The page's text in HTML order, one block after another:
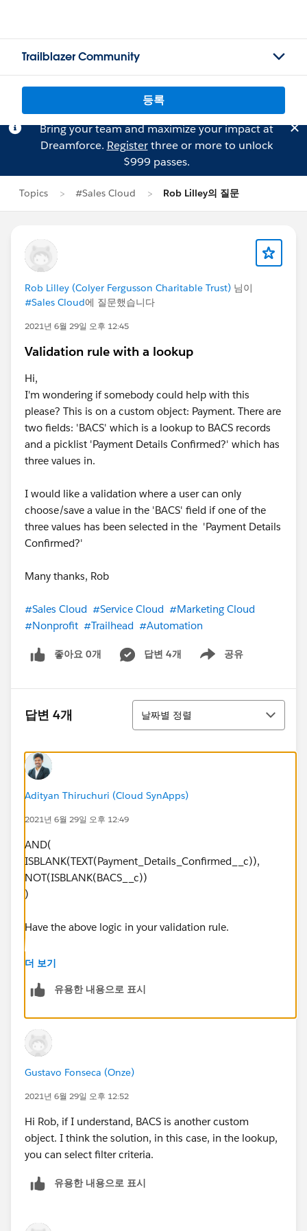
Trailblazer Community
등록
Bring your team and maximize your impact at
Dreamforce. Registerthree or more to unlock
$999 passes.
Topics #Sales Cloud Rob Lilley의 질문
Rob Lilley (Colyer Fergusson Charitable Trust) 님이
#Sales Cloud에 질문했습니다
2021년 6월 29일 오후 12:45
Validation rule with a lookup
Hi,
I'm wondering if somebody could help with this
please? This is on a custom object: Payment. There are
two fields: 'BACS' which is a lookup to BACS records
and a picklist 'Payment Details Confirmed?' which has
three values in.
I would like a validation where a user can only
choose/save a value in the 'BACS' field if one of the
three values has been selected in the 'Payment Details
Confirmed?'
Many thanks, Rob
#Sales Cloud #Service Cloud #Marketing Cloud
#Nonprofit #Trailhead #Automation
좋아요 0개 답변 4개 공유
Show menu
답변 4개
정렬
날짜별 정렬
Adityan Thiruchuri (Cloud SynApps)
2021년 6월 29일 오후 12:49
AND(
ISBLANK(TEXT(Payment_Details_Confirmed__c)),
NOT(ISBLANK(BACS__c))
)
Have the above logic in your validation rule.
Mark this as best if it helps
더 보기
유용한 내용으로 표시
Gustavo Fonseca (Onze)
2021년 6월 29일 오후 12:52
Hi Rob, if I understand, BACS is another custom
object. I think the solution, in this case, in the lookup,
you can select filter criteria.
유용한 내용으로 표시